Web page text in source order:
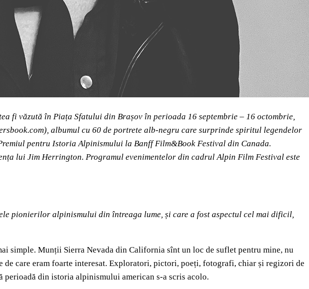
fi văzută în Piața Sfatului din Brașov în perioada 16 septembrie – 16 octombrie,
albumul cu 60 de portrete alb-negru care surprinde spiritul legendelor
pentru Istoria Alpinismului la Banff Film&Book Festival din Canada.
lui Jim Herrington. Programul evenimentelor din cadrul Alpin Film Festival este
pionierilor alpinismului din întreaga lume, și care a fost aspectul cel mai dificil,
simple. Munții Sierra Nevada din California sînt un loc de suflet pentru mine, nu
care eram foarte interesat. Exploratori, pictori, poeți, fotografi, chiar și regizori de
din istoria alpinismului american s-a scris acolo.